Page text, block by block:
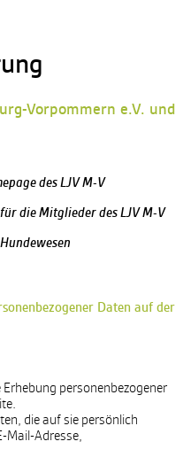
Vorpommern e.V. und
des LJV M-V
die Mitglieder des LJV M-V
Daten auf der
personenbezogener
die auf sie persönlich
Mail-Adresse,